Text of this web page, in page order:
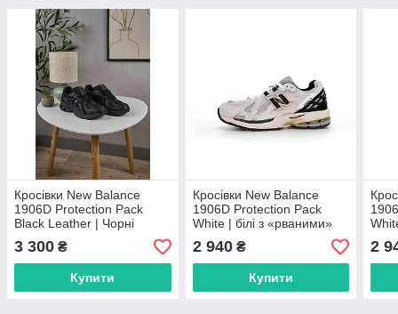
Кросівки New Balance
1906D Protection Pack
Black Leather | Чорні
шкіряні, розміри 36–45
3 300 ₴
Купити
Кросівки New Balance
1906D Protection Pack
White | білі з «рваними»
деталями, розміри 36–45
(унісекс)
2 940₴
Купити
2